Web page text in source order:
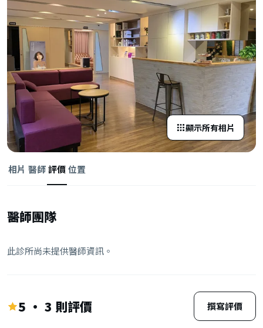
顯示所有相片
相片 醫師評價位置
醫師團隊
此診所尚未提供醫師資訊。
5 · 3 則評價 撰寫評價